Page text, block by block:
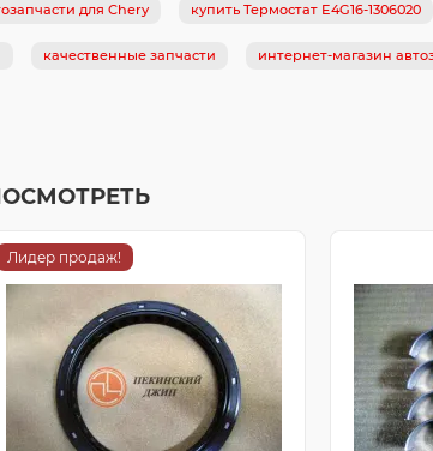
для Chery купить Термостат E4G16-1306020
качественные запчасти интернет-магазин
Лидер продаж!